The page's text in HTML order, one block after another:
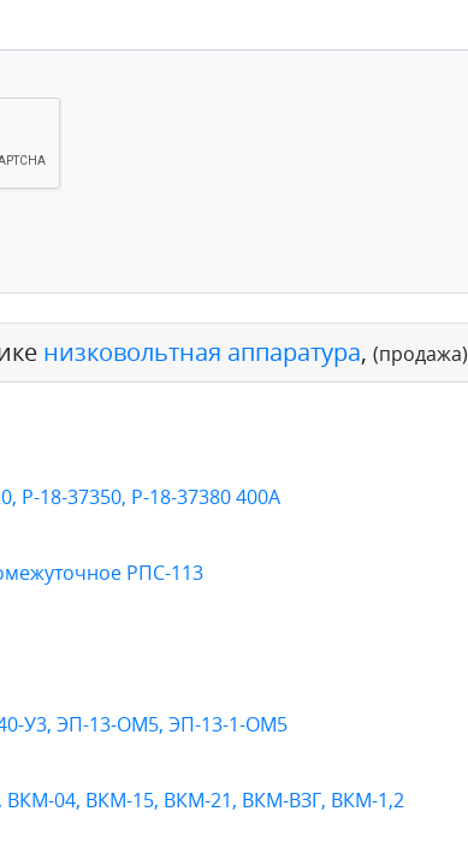
низковольтная аппаратура, (продажа)
Р-18-37350, Р-18-37380 400А
РПС-113
У3, ЭП-13-ОМ5, ЭП-13-1-ОМ5
04, ВКМ-15, ВКМ-21, ВКМ-ВЗГ, ВКМ-1,2